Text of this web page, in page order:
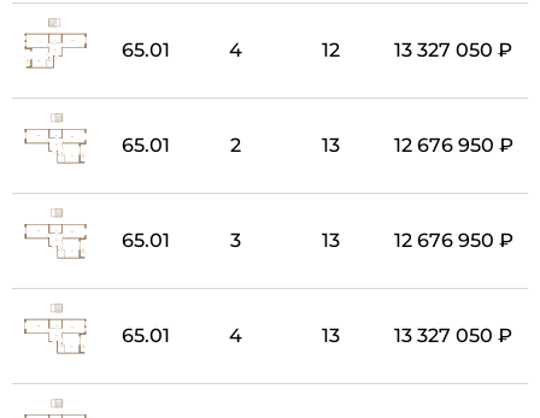
65.01 4 12 13 327 050 ₽
65.01 2 13 12 676 950 ₽
65.01 3 13 12 676 950 ₽
65.01 4 13 13 327 050 ₽